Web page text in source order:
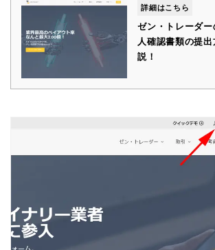
詳細はこちら
ゼン・トレーダ
人確認書類の提
説！